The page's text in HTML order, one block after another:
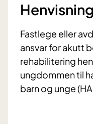
Fastlege eller
ansvar for akutt
rehabilitering
ungdommen til
barn og unge